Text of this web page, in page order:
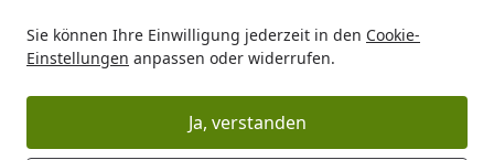
Sie können Ihre Einwilligung jederzeit in den Cookie-
Einstellungen anpassen oder widerrufen.
Ja, verstanden